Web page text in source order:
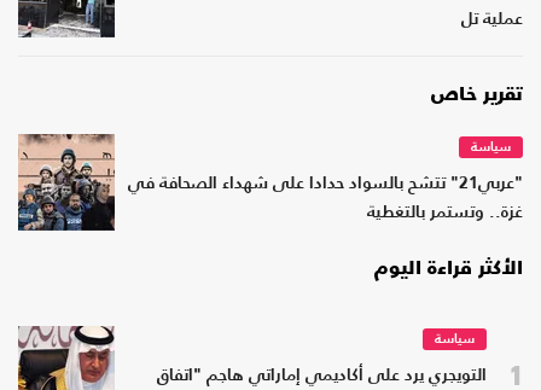
عملية تل
تقرير خاص
سياسة
"عربي21" تتشح بالسواد حدادا على شهداء الصحافة في
غزة.. وتستمر بالتغطية
الأكثر قراءة اليوم
1
سياسة
التويجري يرد على أكاديمي إماراتي هاجم "اتفاق